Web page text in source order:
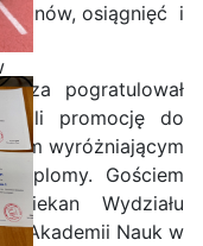
planów, osiągnięć i
pogratulował
promocję do
wyróżniającym
Gościem
Wydziału
Akademii Nauk w